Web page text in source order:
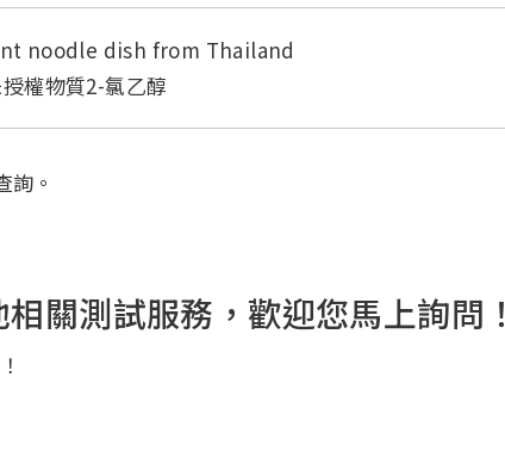
noodle dish from Thailand
權物質2-氯乙醇
詢。
關測試服務，歡迎您馬上詢問！
！